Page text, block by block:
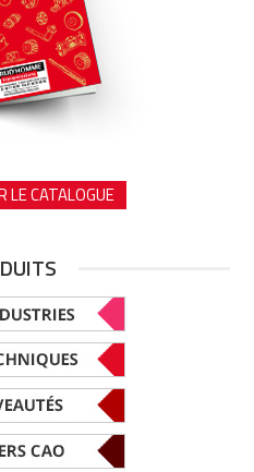
LE CATALOGUE